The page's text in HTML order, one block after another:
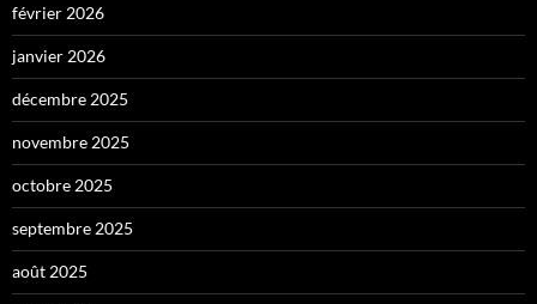
février 2026
janvier 2026
décembre 2025
novembre 2025
octobre 2025
septembre 2025
août 2025